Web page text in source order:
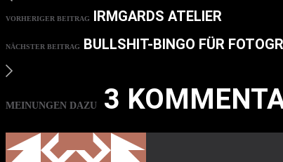
VORHERIGER BEITRAG IRMGARDS ATELIER
NÄCHSTER BEITRAG BULLSHIT-BINGO FÜR
MEINUNGEN DAZU 3